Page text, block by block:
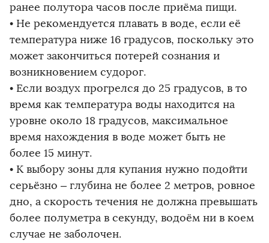
ранее полутора часов после приёма пищи.
• Не рекомендуется плавать в воде, если её
температура ниже 16 градусов, поскольку это
может закончиться потерей сознания и
возникновением судорог.
• Если воздух прогрелся до 25 градусов, в то
время как температура воды находится на
уровне около 18 градусов, максимальное
время нахождения в воде может быть не
более 15 минут.
• К выбору зоны для купания нужно подойти
серьёзно – глубина не более 2 метров, ровное
дно, а скорость течения не должна превышать
более полуметра в секунду, водоём ни в коем
случае не заболочен.